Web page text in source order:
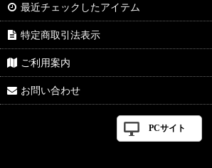
最近チェックしたアイテム
特定商取引法表示
ご利用案内
お問い合わせ
PCサイト